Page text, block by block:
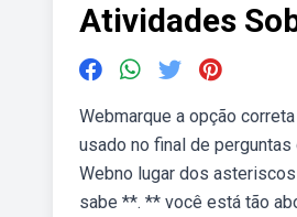
Atividades
Webmarque a opção
usado no final de
Webno lugar dos
sabe **. ** você está tão